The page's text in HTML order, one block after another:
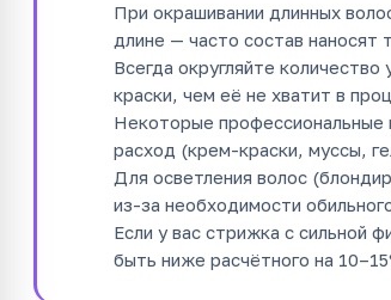
При окрашивании длинных
длине — часто состав наносят
Всегда округляйте
краски, чем её не хватит в
Некоторые профессиональные
расход (крем-краски, муссы,
Для осветления волос
из-за необходимости
Если у вас стрижка с сильной
быть ниже расчётного на